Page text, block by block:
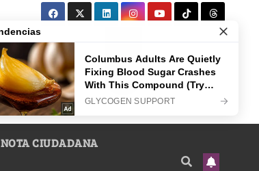
NOTA CIUDADANA